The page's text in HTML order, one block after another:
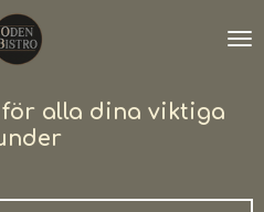
för alla dina viktiga